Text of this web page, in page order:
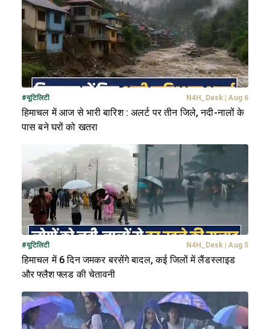
#यूटिलिटी N4H_Desk Aug 6
हिमाचल में आज से भारी बारिश : अलर्ट पर तीन जिले, नदी-नालों के
पास बने घरों को खतरा
#यूटिलिटी N4H_Desk Aug 5
हिमाचल में 6 दिन जमकर बरसेंगे बादल, कई जिलों में लैंडस्लाइड
और फ्लैश फ्लड की चेतावनी